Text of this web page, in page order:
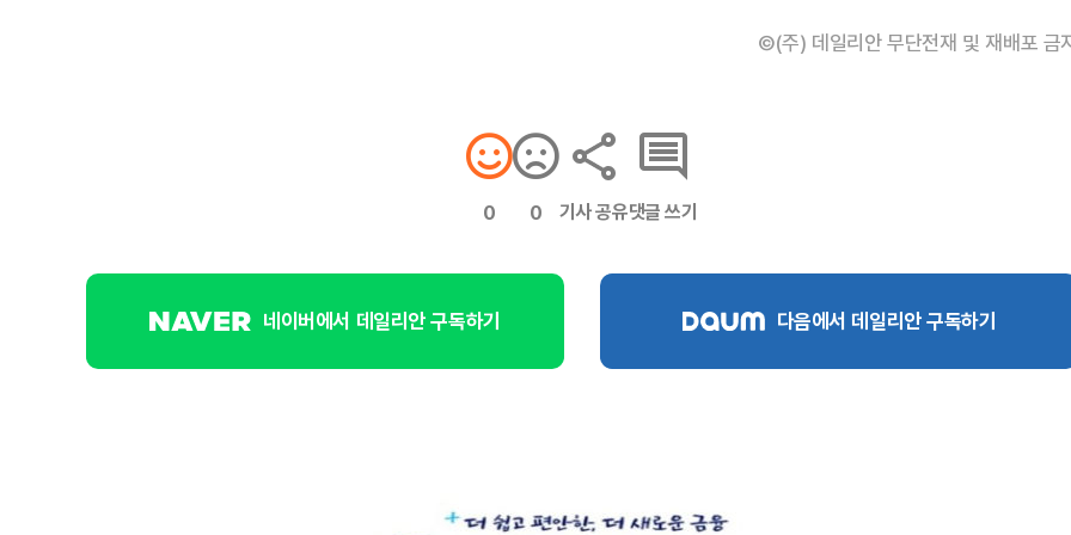
©(주) 데일리안 무단전재 및 재배포 금
0 0 기사 공유댓글 쓰기
네이버에서 데일리안 구독하기 다음에서 데일리안 구독하기